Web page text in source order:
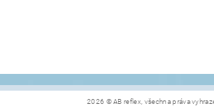
2026 © AB reflex, všechna práva